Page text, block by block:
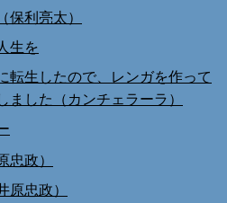
保利亮太）
生を
転生したので、レンガを作って
ました（カンチェラーラ）
忠政）
原忠政）